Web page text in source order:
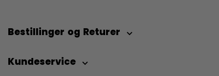
Bestillinger og Returer
Kundeservice